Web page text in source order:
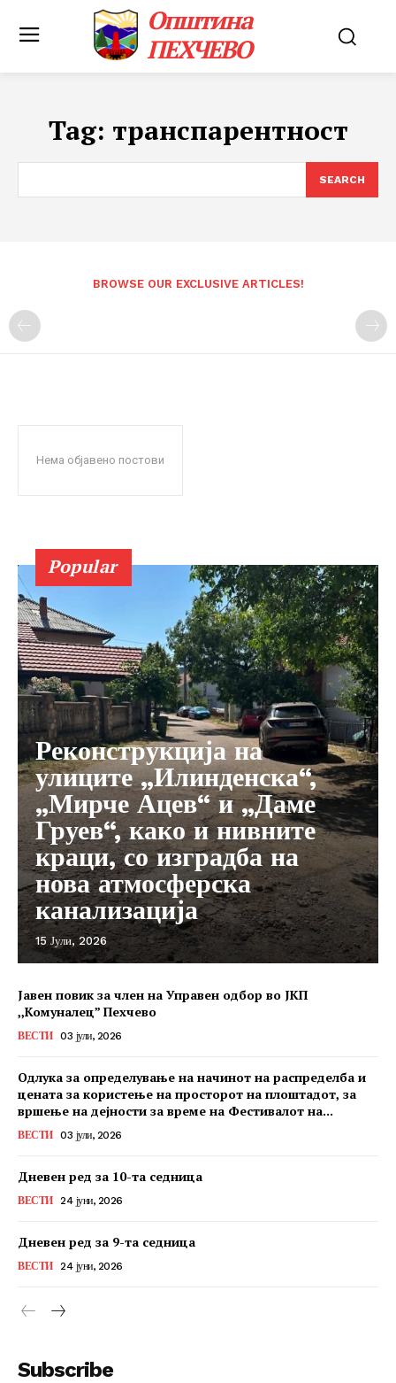
Општина
ПЕХЧЕВО
Tag: транспарентност
SEARCH
BROWSE OUR EXCLUSIVE ARTICLES!
Нема објавено постови
Popular
Реконструкција на
улиците „Илинденска“,
„Мирче Ацев“ и „Даме
Груев“, како и нивните
краци, со изградба на
нова атмосферска
канализација
15 Јули, 2026
Јавен повик за член на Управен одбор во ЈКП
,,Комуналец” Пехчево
ВЕСТИ 03 јули, 2026
Одлука за определување на начинот на распределба и
цената за користење на просторот на плоштадот, за
вршење на дејности за време на Фестивалот на...
ВЕСТИ 03 јули, 2026
Дневен ред за 10-та седница
ВЕСТИ 24 јуни, 2026
Дневен ред за 9-та седница
ВЕСТИ 24 јуни, 2026
Subscribe